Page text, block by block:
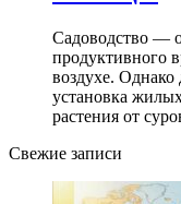
Садоводство —
продуктивного
воздухе. Однако
установка
растения от
Свежие записи